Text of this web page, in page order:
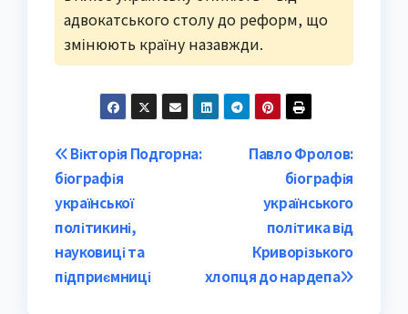
адвокатського столу до реформ, що
змінюють країну назавжди.
Post
navigation
Павло Фролов:
біографія
українського
політика від
Криворізького
хлопця до нардепа
Вікторія Подгорна:
біографія
української
політикині,
науковиці та
підприємниці